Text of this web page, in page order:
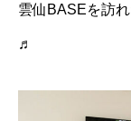
雲仙BASEを訪
♬